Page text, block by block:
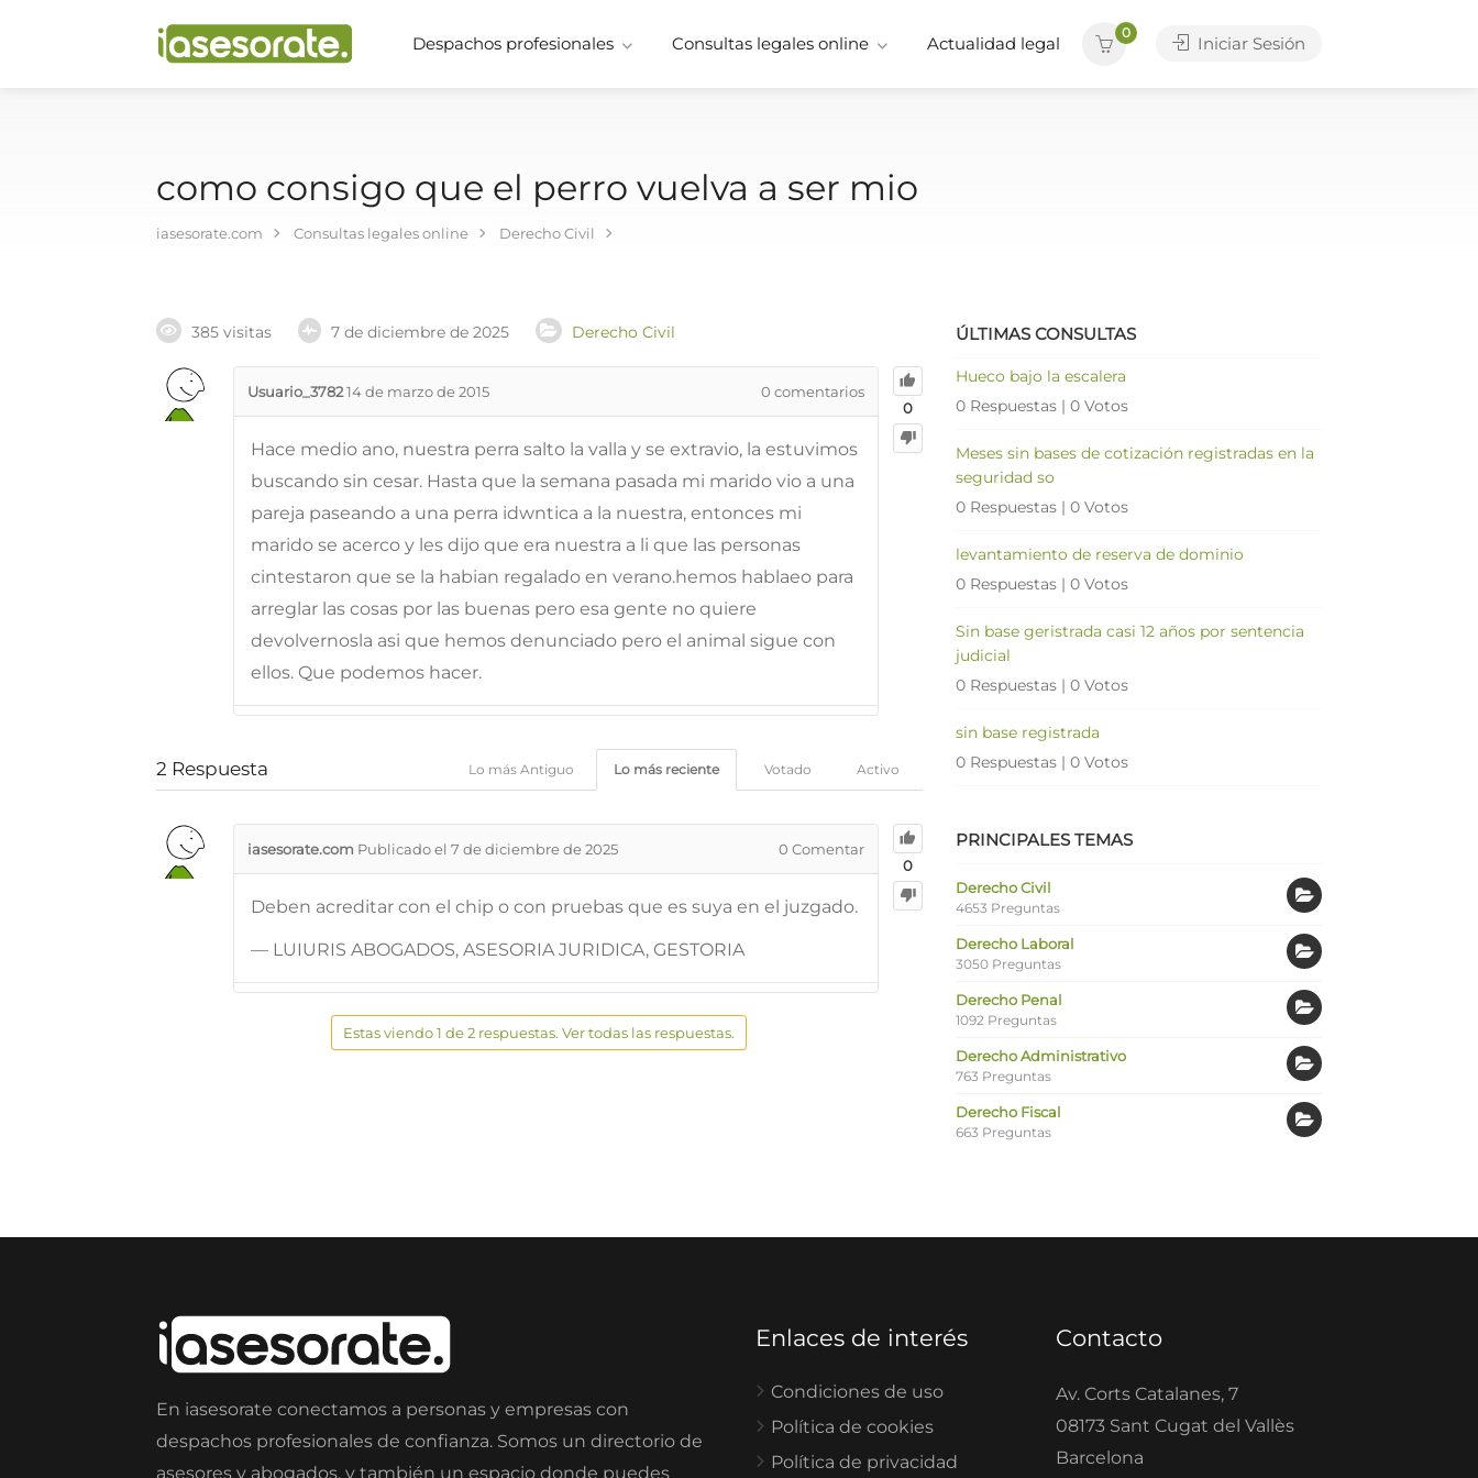
Despachos profesionales Consultas legales online Actualidad legal
0
Iniciar Sesión
como consigo que el perro vuelva a ser mio
iasesorate.com Consultas legales online Derecho Civil
385 visitas 7 de diciembre de 2025 Derecho Civil
0
Usuario_378214 de marzo de 2015 0 comentarios
Hace medio ano, nuestra perra salto la valla y se extravio, la estuvimos
buscando sin cesar. Hasta que la semana pasada mi marido vio a una
pareja paseando a una perra idwntica a la nuestra, entonces mi
marido se acerco y les dijo que era nuestra a li que las personas
cintestaron que se la habian regalado en verano.hemos hablaeo para
arreglar las cosas por las buenas pero esa gente no quiere
devolvernosla asi que hemos denunciado pero el animal sigue con
ellos. Que podemos hacer.
2 Respuesta Activo
Votado
Lo más reciente
Lo más Antiguo
0
iasesorate.com Publicado el 7 de diciembre de 2025 0 Comentar
Deben acreditar con el chip o con pruebas que es suya en el juzgado.
— LUIURIS ABOGADOS, ASESORIA JURIDICA, GESTORIA
Estas viendo 1 de 2 respuestas. Ver todas las respuestas.
ÚLTIMAS CONSULTAS
Hueco bajo la escalera
0 Respuestas | 0 Votos
Meses sin bases de cotización registradas en la
seguridad so
0 Respuestas | 0 Votos
levantamiento de reserva de dominio
0 Respuestas | 0 Votos
Sin base geristrada casi 12 años por sentencia
judicial
0 Respuestas | 0 Votos
sin base registrada
0 Respuestas | 0 Votos
PRINCIPALES TEMAS
Derecho Civil
4653 Preguntas
Derecho Laboral
3050 Preguntas
Derecho Penal
1092 Preguntas
Derecho Administrativo
763 Preguntas
Derecho Fiscal
663 Preguntas
En iasesorate conectamos a personas y empresas con
despachos profesionales de confianza. Somos un directorio de
asesores y abogados, y también un espacio donde puedes
Enlaces de interés
Condiciones de uso
Política de cookies
Política de privacidad
Contacto
Av. Corts Catalanes, 7
08173 Sant Cugat del Vallès
Barcelona